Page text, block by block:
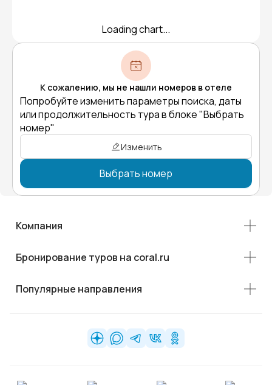
Loading chart...
К сожалению, мы не нашли номеров в отеле
Попробуйте изменить параметры поиска, даты
или продолжительность тура в блоке "Выбрать
номер"
Изменить
Выбрать номер
Компания
Бронирование туров на coral.ru
Популярные направления